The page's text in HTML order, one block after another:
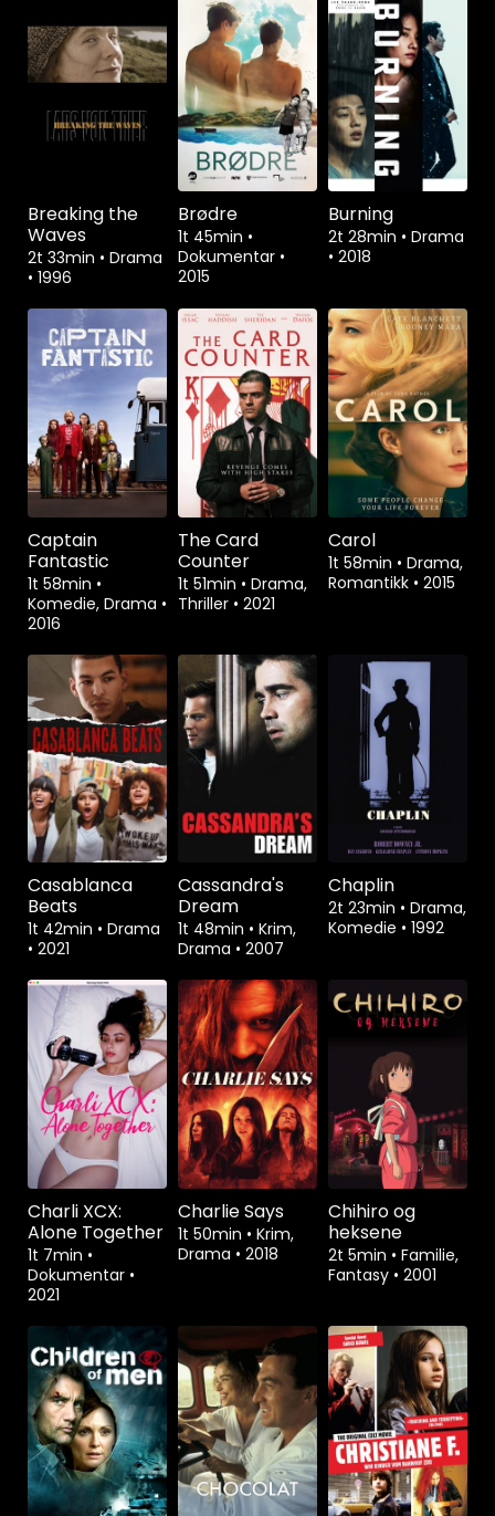
Breaking the
Waves
2t 33min • Drama
• 1996
Brødre
1t 45min •
Dokumentar •
2015
Burning
2t 28min • Drama
• 2018
Captain
Fantastic
1t 58min •
Komedie, Drama •
2016
The Card
Counter
1t 51min • Drama,
Thriller • 2021
Carol
1t 58min • Drama,
Romantikk • 2015
Casablanca
Beats
1t 42min • Drama
• 2021
Cassandra's
Dream
1t 48min • Krim,
Drama • 2007
Chaplin
2t 23min • Drama,
Komedie • 1992
Charli XCX:
Alone Together
1t 7min •
Dokumentar •
2021
Charlie Says
1t 50min • Krim,
Drama • 2018
Chihiro og
heksene
2t 5min • Familie,
Fantasy • 2001